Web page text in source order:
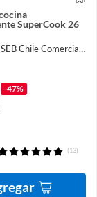
SuperCook 26
Por Groupe SEB Chile Comercial Limitada
-47%
(13)